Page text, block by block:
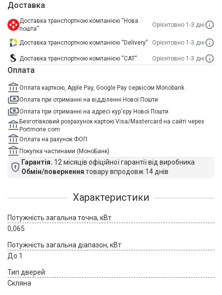
Доставка
Доставка транспортною компанією “Нова
пошта”
Орієнтовно 1-3 дні
Доставка транспортною компанією “Delivery” Орієнтовно 1-3 дні
Доставка транспортною компанією “САТ” Орієнтовно 1-3 дні
Оплата
Оплата карткою, Apple Pay, Google Pay сервісом Monobank
Оплата при отриманні на відділенні Нової Пошти
Оплата при отриманні на адресі кур'єру Нової Пошти
Безготівковий розрахунок картою Visa/Mastercard на сайті через
Portmone.com
Оплата на рахунок ФОП
Покупка частинами (МоноБанк)
Гарантія. 12 місяців офіційної гарантії від виробника
Обмін/повернення товару впродовж 14 днів
Характеристики
Потужність загальна точна, кВт
0,065
Потужність загальна діапазон, кВт
До 1
Тип дверей
Скляна